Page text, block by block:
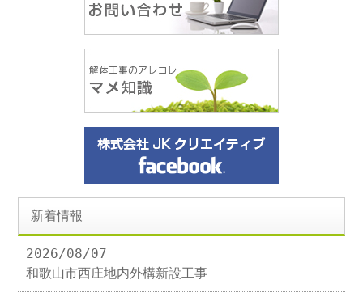
新着情報
2026/08/07
和歌山市西庄地内外構新設工事